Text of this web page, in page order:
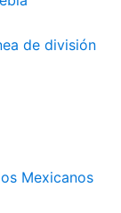
de división
Mexicanos